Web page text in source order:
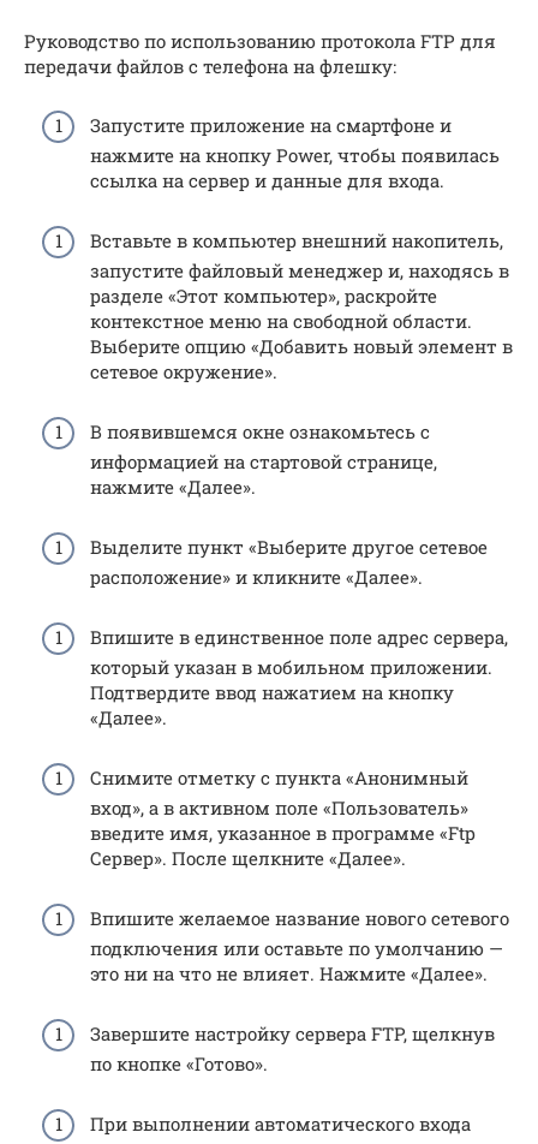
Руководство по использованию протокола FTP для
передачи файлов с телефона на флешку:
Запустите приложение на смартфоне и
нажмите на кнопку Power, чтобы появилась
ссылка на сервер и данные для входа.
Вставьте в компьютер внешний накопитель,
запустите файловый менеджер и, находясь в
разделе «Этот компьютер», раскройте
контекстное меню на свободной области.
Выберите опцию «Добавить новый элемент в
сетевое окружение».
В появившемся окне ознакомьтесь с
информацией на стартовой странице,
нажмите «Далее».
Выделите пункт «Выберите другое сетевое
расположение» и кликните «Далее».
Впишите в единственное поле адрес сервера,
который указан в мобильном приложении.
Подтвердите ввод нажатием на кнопку
«Далее».
Снимите отметку с пункта «Анонимный
вход», а в активном поле «Пользователь»
введите имя, указанное в программе «Ftp
Сервер». После щелкните «Далее».
Впишите желаемое название нового сетевого
подключения или оставьте по умолчанию —
это ни на что не влияет. Нажмите «Далее».
Завершите настройку сервера FTP, щелкнув
по кнопке «Готово».
При выполнении автоматического входа